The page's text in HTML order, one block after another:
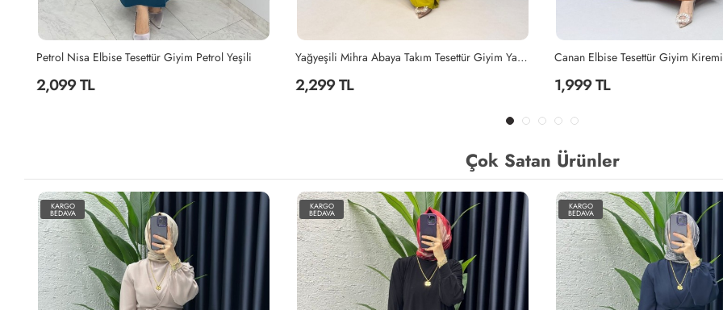
2,299 TL
Canan Elbise Tesettür Giyim Kiremit
1,999 TL
Lila Mihra Abaya Takım Tesettür
2,299 TL
Çok Satan Ürünler
KARGO
BEDAVA
KARGO
BEDAVA
KARGO
BEDAVA